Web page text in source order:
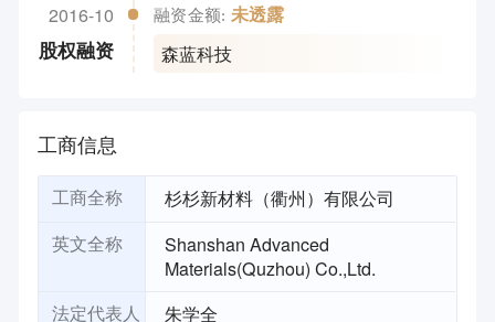
2016-10
股权融资
融资金额: 未透露
森蓝科技
工商信息
工商全称 杉杉新材料（衢州）有限公司
英文全称
Shanshan Advanced
Materials(Quzhou) Co.,Ltd.
法定代表人 朱学全